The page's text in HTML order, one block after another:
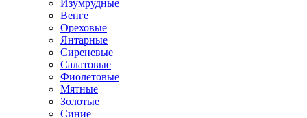
Изумрудные
Венге
Ореховые
Янтарные
Сиреневые
Салатовые
Фиолетовые
Мятные
Золотые
Синие